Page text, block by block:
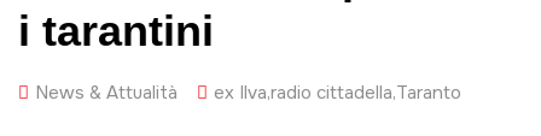
i tarantini
News & Attualità ex Ilva,radio cittadella,Taranto